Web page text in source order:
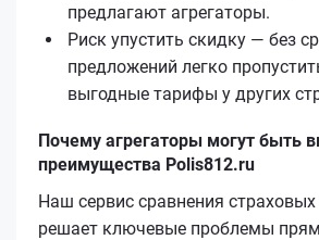
предлагают агрегаторы.
Риск упустить скидку — без
предложений легко
выгодные тарифы у других
Почему агрегаторы могут быть
преимущества Polis812.ru
Наш сервис сравнения
решает ключевые проблемы